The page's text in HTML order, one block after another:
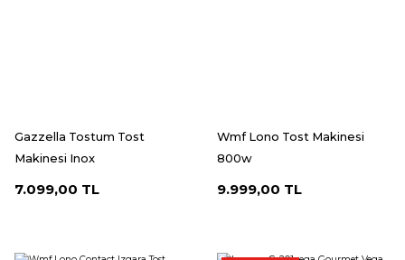
Gazzella Tostum Tost
Makinesi Inox
7.099,00 TL
Wmf Lono Tost Makinesi
800w
9.999,00 TL